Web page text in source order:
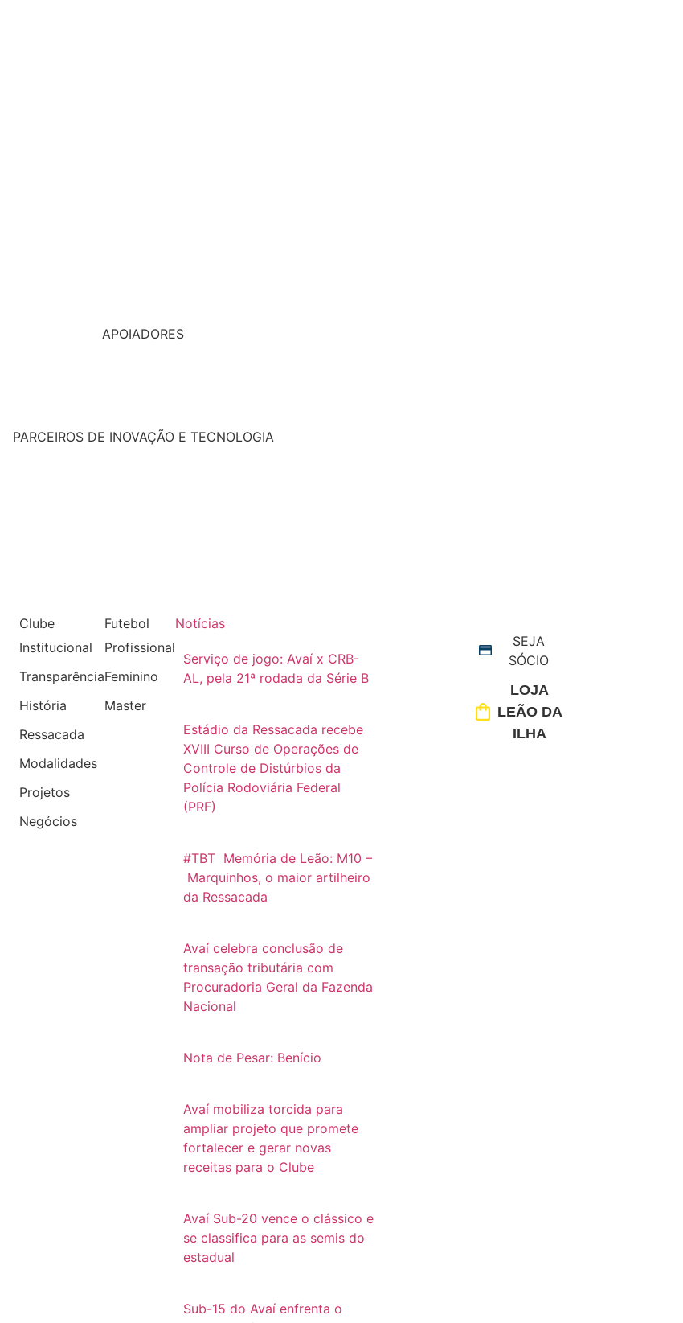
APOIADORES
PARCEIROS DE INOVAÇÃO E TECNOLOGIA
Clube
Institucional
Transparência
História
Ressacada
Modalidades
Projetos
Negócios
Futebol
Profissional
Feminino
Master
Notícias
Serviço de jogo: Avaí x CRB-
AL, pela 21ª rodada da Série B
Estádio da Ressacada recebe
XVIII Curso de Operações de
Controle de Distúrbios da
Polícia Rodoviária Federal
(PRF)
#TBT Memória de Leão: M10 –
Marquinhos, o maior artilheiro
da Ressacada
Avaí celebra conclusão de
transação tributária com
Procuradoria Geral da Fazenda
Nacional
Nota de Pesar: Benício
Avaí mobiliza torcida para
ampliar projeto que promete
fortalecer e gerar novas
receitas para o Clube
Avaí Sub-20 vence o clássico e
se classifica para as semis do
estadual
Sub-15 do Avaí enfrenta o
SEJA
SÓCIO
LOJA
LEÃO DA
ILHA